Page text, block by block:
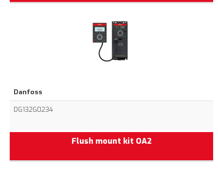
Danfoss
DG132G0234
Flush mount kit OA2